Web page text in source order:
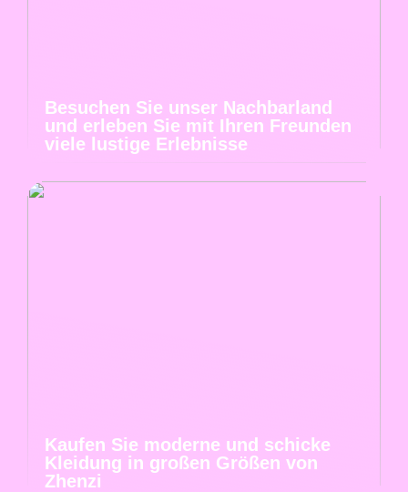
Besuchen Sie unser Nachbarland
und erleben Sie mit Ihren Freunden
viele lustige Erlebnisse
Kaufen Sie moderne und schicke
Kleidung in großen Größen von
Zhenzi